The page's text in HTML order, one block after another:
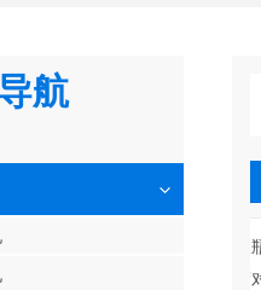
航
注塑成型、吹瓶挤出、吸塑成
，模具的温度对注塑件的质量